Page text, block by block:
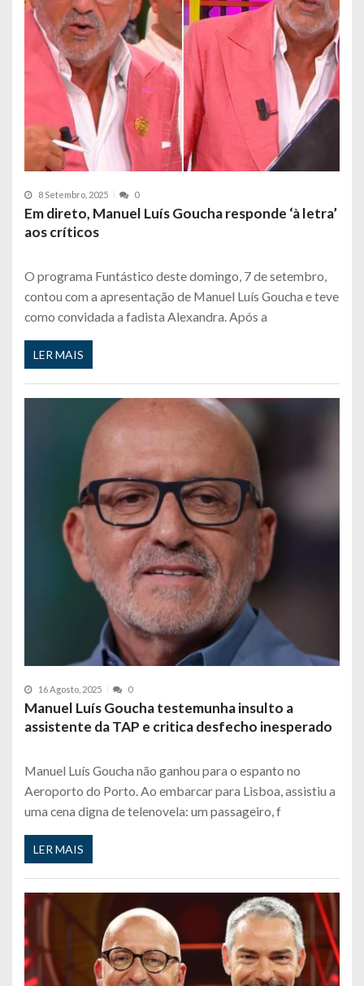
8 Setembro, 2025 0
Em direto, Manuel Luís Goucha responde ‘à letra’
aos críticos
O programa Funtástico deste domingo, 7 de setembro,
contou com a apresentação de Manuel Luís Goucha e teve
como convidada a fadista Alexandra. Após a
LER MAIS
16 Agosto, 2025 0
Manuel Luís Goucha testemunha insulto a
assistente da TAP e critica desfecho inesperado
Manuel Luís Goucha não ganhou para o espanto no
Aeroporto do Porto. Ao embarcar para Lisboa, assistiu a
uma cena digna de telenovela: um passageiro, f
LER MAIS